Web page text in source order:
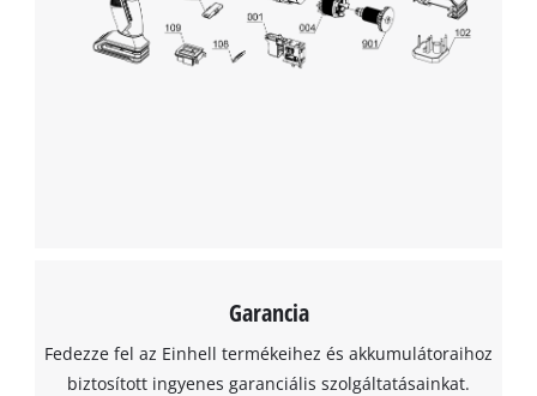
Garancia
Fedezze fel az Einhell termékeihez és akkumulátoraihoz
biztosított ingyenes garanciális szolgáltatásainkat.